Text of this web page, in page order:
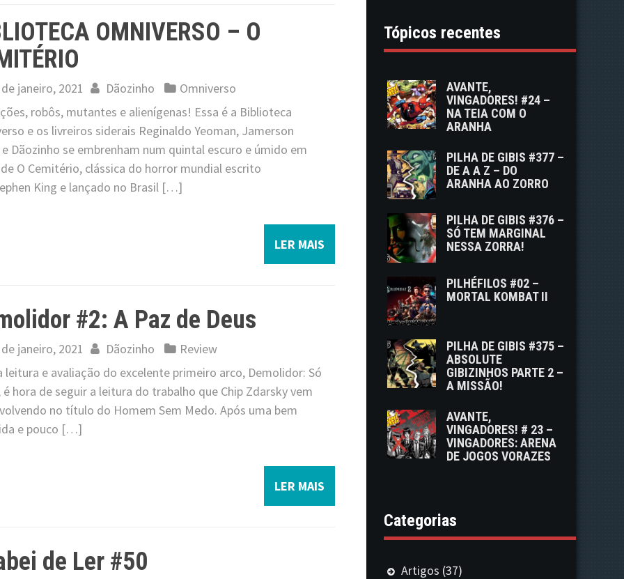
OMNIVERSO – O
janeiro, 2021 Dãozinho
Omniverso
robôs, mutantes e alienígenas! Essa é a Biblioteca
e os livreiros siderais Reginaldo Yeoman, Jamerson
Dãozinho se embrenham num quintal escuro e úmido em
O Cemitério, clássica do horror mundial escrito
King e lançado no Brasil […]
LER MAIS
#2: A Paz de Deus
janeiro, 2021 Dãozinho
Review
leitura e avaliação do excelente primeiro arco, Demolidor: Só
é hora de seguir a leitura do trabalho que Chip Zdarsky vem
no título do Homem Sem Medo. Após uma bem
e pouco […]
LER MAIS
de Ler #50
Tópicos recentes
AVANTE,
VINGADORES! #24 –
NA TEIA COM O
ARANHA
PILHA DE GIBIS #377 –
DE A A Z – DO
ARANHA AO ZORRO
PILHA DE GIBIS #376 –
SÓ TEM MARGINAL
NESSA ZORRA!
PILHÉFILOS #02 –
MORTAL KOMBAT II
PILHA DE GIBIS #375 –
ABSOLUTE
GIBIZINHOS PARTE 2 –
A MISSÃO!
AVANTE,
VINGADORES! # 23 –
VINGADORES: ARENA
DE JOGOS VORAZES
Categorias
Artigos (37)